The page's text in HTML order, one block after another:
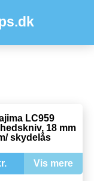
LC959
18 mm
skydelås
Vis mere